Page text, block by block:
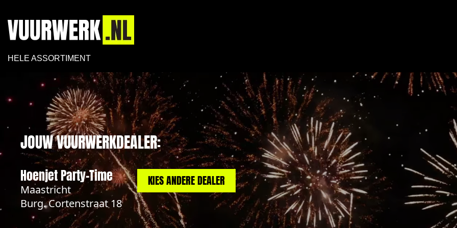
HELE ASSORTIMENT
JOUW VUURWERKDEALER:
Hoenjet Party-Time
Maastricht
Burg. Cortenstraat 18
KIES ANDERE DEALER